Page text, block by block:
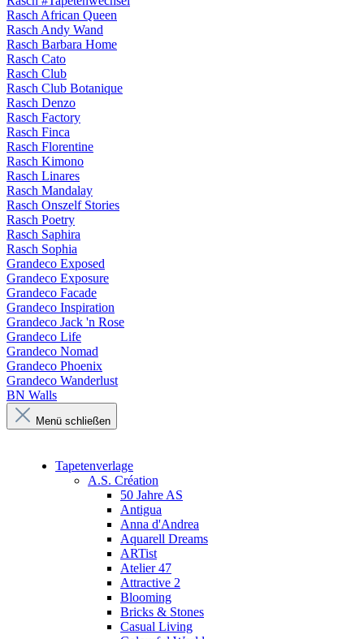
Rasch African Queen
Rasch Andy Wand
Rasch Barbara Home
Rasch Cato
Rasch Club
Rasch Club Botanique
Rasch Denzo
Rasch Factory
Rasch Finca
Rasch Florentine
Rasch Kimono
Rasch Linares
Rasch Mandalay
Rasch Onszelf Stories
Rasch Poetry
Rasch Saphira
Rasch Sophia
Grandeco Exposed
Grandeco Exposure
Grandeco Facade
Grandeco Inspiration
Grandeco Jack 'n Rose
Grandeco Life
Grandeco Nomad
Grandeco Phoenix
Grandeco Wanderlust
BN Walls
Menü schließen
Tapetenverlage
A.S. Création
50 Jahre AS
Antigua
Anna d'Andrea
Aquarell Dreams
ARTist
Atelier 47
Attractive 2
Blooming
Bricks & Stones
Casual Living